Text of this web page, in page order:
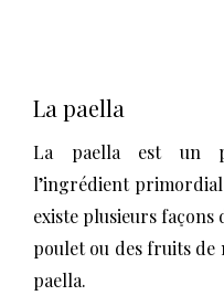
La paella
La paella est un
l’ingrédient
existe plusieurs façons
poulet ou des fruits de
paella.